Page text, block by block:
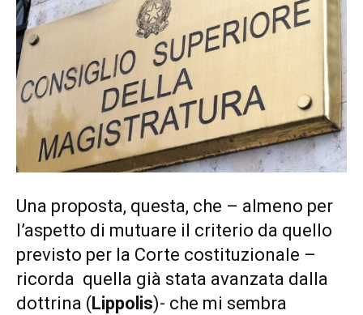
Una proposta, questa, che – almeno per
l’aspetto di mutuare il criterio da quello
previsto per la Corte costituzionale –
ricorda quella già stata avanzata dalla
dottrina ( Lippolis)- che mi sembra